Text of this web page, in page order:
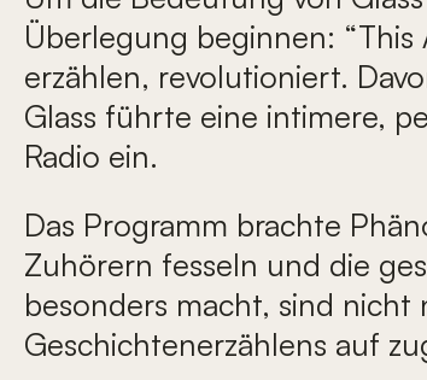
Überlegung beginnen:
erzählen, revolutioniert.
Glass führte eine intimere,
Radio ein.
Das Programm brachte
Zuhörern fesseln und die
besonders macht, sind nicht
Geschichtenerzählens auf